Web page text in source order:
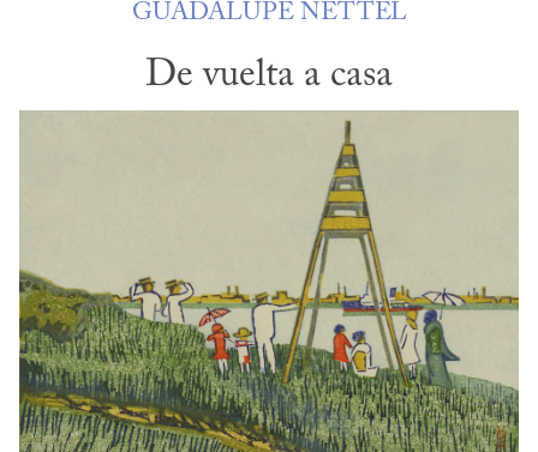
GUADALUPE NETTEL
De vuelta a casa